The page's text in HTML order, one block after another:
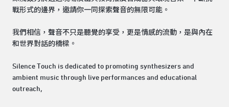
戰形式的邊界，邀請你一同探索聲音的無限可能。
我們相信，聲音不只是聽覺的享受，更是情感的流動，是與內在
和世界對話的橋樑。
Silence Touch is dedicated to promoting synthesizers and
ambient music through live performances and educational
outreach,